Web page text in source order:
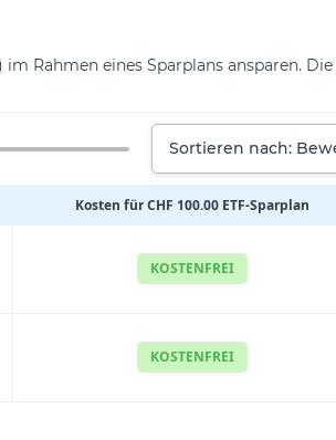
Rahmen eines Sparplans ansparen.
Sortieren nach:
Kosten für CHF 100.00 ETF-Sparplan
KOSTENFREI
KOSTENFREI